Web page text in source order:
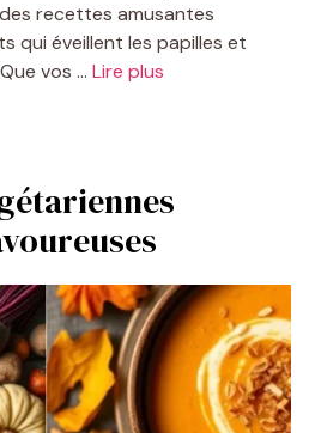
recettes amusantes
qui éveillent les papilles et
vos … Lire plus